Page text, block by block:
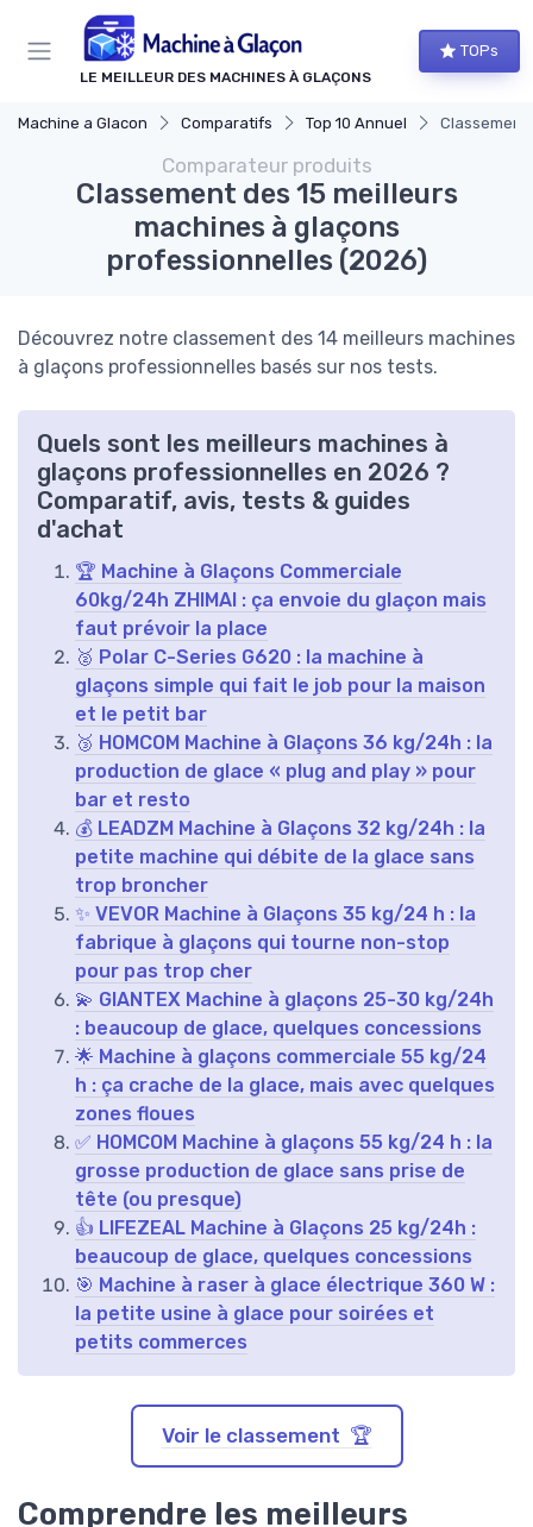
LE MEILLEUR DES MACHINES À GLAÇONS
TOPs
Machine a Glacon Comparatifs Top 10 Annuel Classement
Comparateur produits
Classement des 15 meilleurs
machines à glaçons
professionnelles (2026)
Découvrez notre classement des 14 meilleurs machines
à glaçons professionnelles basés sur nos tests.
Quels sont les meilleurs machines à
glaçons professionnelles en 2026 ?
Comparatif, avis, tests & guides
d'achat
🏆 Machine à Glaçons Commerciale
60kg/24h ZHIMAI : ça envoie du glaçon mais
faut prévoir la place
🥈 Polar C-Series G620 : la machine à
glaçons simple qui fait le job pour la maison
et le petit bar
🥉 HOMCOM Machine à Glaçons 36 kg/24h : la
production de glace « plug and play » pour
bar et resto
💰 LEADZM Machine à Glaçons 32 kg/24h : la
petite machine qui débite de la glace sans
trop broncher
✨ VEVOR Machine à Glaçons 35 kg/24 h : la
fabrique à glaçons qui tourne non-stop
pour pas trop cher
💫 GIANTEX Machine à glaçons 25-30 kg/24h
: beaucoup de glace, quelques concessions
🌟 Machine à glaçons commerciale 55 kg/24
h : ça crache de la glace, mais avec quelques
zones floues
✅ HOMCOM Machine à glaçons 55 kg/24 h : la
grosse production de glace sans prise de
tête (ou presque)
👍 LIFEZEAL Machine à Glaçons 25 kg/24h :
beaucoup de glace, quelques concessions
🎯 Machine à raser à glace électrique 360 W :
la petite usine à glace pour soirées et
petits commerces
Voir le classement 🏆
Comprendre les meilleurs
Panneau de gestion des cookies